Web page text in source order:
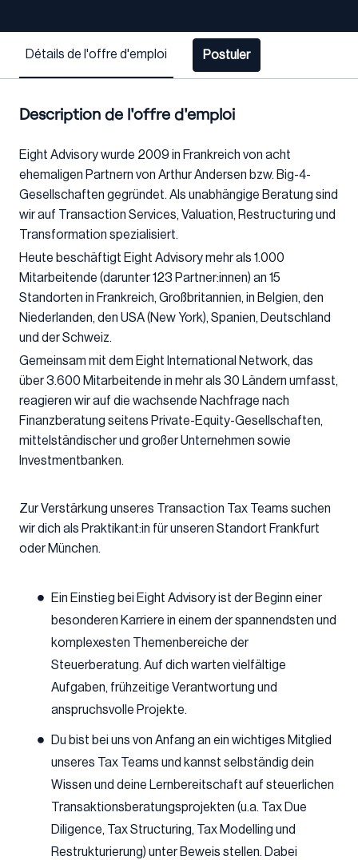
Détails de l'offre d'emploi Postuler
Description de l'offre d'emploi
Eight Advisory wurde 2009 in Frankreich von acht
ehemaligen Partnern von Arthur Andersen bzw. Big-4-
Gesellschaften gegründet. Als unabhängige Beratung sind
wir auf Transaction Services, Valuation, Restructuring und
Transformation spezialisiert.
Heute beschäftigt Eight Advisory mehr als 1.000
Mitarbeitende (darunter 123 Partner:innen) an 15
Standorten in Frankreich, Großbritannien, in Belgien, den
Niederlanden, den USA (New York), Spanien, Deutschland
und der Schweiz.
Gemeinsam mit dem Eight International Network, das
über 3.600 Mitarbeitende in mehr als 30 Ländern umfasst,
reagieren wir auf die wachsende Nachfrage nach
Finanzberatung seitens Private-Equity-Gesellschaften,
mittelständischer und großer Unternehmen sowie
Investmentbanken.
Zur Verstärkung unseres Transaction Tax Teams suchen
wir dich als Praktikant:in für unseren Standort Frankfurt
oder München.
Ein Einstieg bei Eight Advisory ist der Beginn einer
besonderen Karriere in einem der spannendsten und
komplexesten Themenbereiche der
Steuerberatung. Auf dich warten vielfältige
Aufgaben, frühzeitige Verantwortung und
anspruchsvolle Projekte.
Du bist bei uns von Anfang an ein wichtiges Mitglied
unseres Tax Teams und kannst selbständig dein
Wissen und deine Lernbereitschaft auf steuerlichen
Transaktionsberatungsprojekten (u.a. Tax Due
Diligence, Tax Structuring, Tax Modelling und
Restrukturierung) unter Beweis stellen. Dabei